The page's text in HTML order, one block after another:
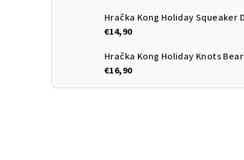
€14,90
Hračka Kong Holiday Knots Bear
€16,90